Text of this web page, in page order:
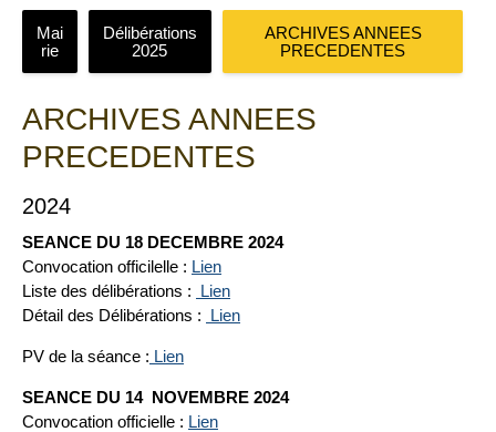
Mai
rie
Délibérations
2025
ARCHIVES ANNEES
PRECEDENTES
ARCHIVES ANNEES
PRECEDENTES
2024
SEANCE DU 18 DECEMBRE 2024
Convocation officilelle : Lien
Liste des délibérations :
Lien
Détail des Délibérations :
Lien
PV de la séance : Lien
SEANCE DU 14 NOVEMBRE 2024
Convocation officielle : Lien